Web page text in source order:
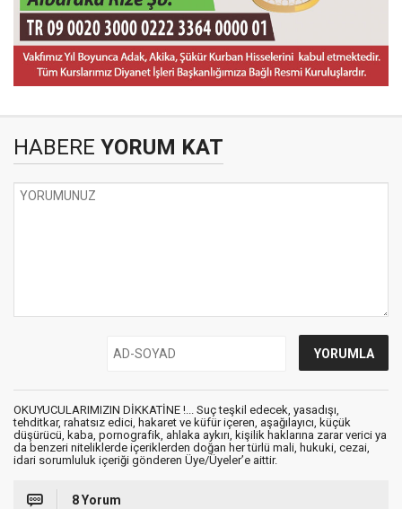
HABERE YORUM KAT
OKUYUCULARIMIZIN DİKKATİNE !... Suç teşkil edecek, yasadışı,
tehditkar, rahatsız edici, hakaret ve küfür içeren, aşağılayıcı, küçük
düşürücü, kaba, pornografik, ahlaka aykırı, kişilik haklarına zarar verici ya
da benzeri niteliklerde içeriklerden doğan her türlü mali, hukuki, cezai,
idari sorumluluk içeriği gönderen Üye/Üyeler’e aittir.
8 Yorum